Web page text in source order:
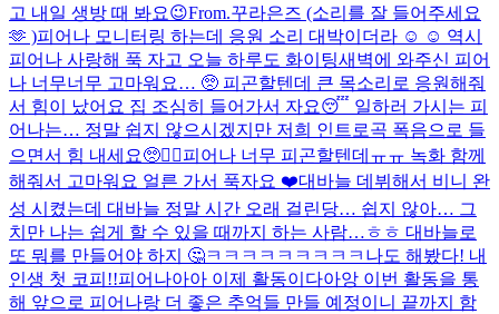
고 내일 생방 때 봐요😉From.꾸라은즈 (소리를 잘 들어주세요
🫶 )피어나 모니터링 하는데 응원 소리 대박이더라 ☺️ ☺️ 역시
피어나 사랑해 푹 자고 오늘 하루도 화이팅새벽에 와주신 피어
나 너무너무 고마워요… 🥺 피곤할텐데 큰 목소리로 응원해줘
서 힘이 났어요 집 조심히 들어가서 자요😴 일하러 가시는 피
어나는… 정말 쉽지 않으시겠지만 저희 인트로곡 폭음으로 들
으면서 힘 내세요🥺❤️‍🔥피어나 너무 피곤할텐데ㅠㅠ 녹화 함께
해줘서 고마워요 얼른 가서 푹자요 ❤️대바늘 데뷔해서 비니 완
성 시켰는데 대바늘 정말 시간 오래 걸린당… 쉽지 않아… 그
치만 나는 쉽게 할 수 있을 때까지 하는 사람…ㅎㅎ 대바늘로
또 뭐를 만들어야 하지 🤔ㅋㅋㅋㅋㅋㅋㅋㅋㅋ나도 해봤다! 내
인생 첫 코피!!피어나아아 이제 활동이다아앙 이번 활동을 통
해 앞으로 피어나랑 더 좋은 추억들 만들 예정이니 끝까지 함